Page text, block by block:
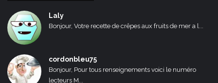
Laly
Bonjour, Votre recette de crêpes aux fruits de mer a l...
cordonbleu75
Bonjour, Pour tous renseignements voici le numéro
lecteurs M...